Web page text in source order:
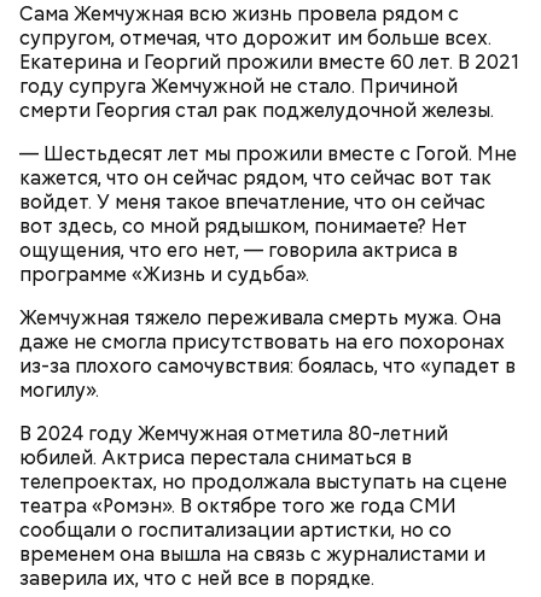
Сама Жемчужная всю жизнь провела рядом с
супругом, отмечая, что дорожит им больше всех.
Екатерина и Георгий прожили вместе 60 лет. В 2021
году супруга Жемчужной не стало. Причиной
смерти Георгия стал рак поджелудочной железы.
— Шестьдесят лет мы прожили вместе с Гогой. Мне
кажется, что он сейчас рядом, что сейчас вот так
войдет. У меня такое впечатление, что он сейчас
вот здесь, со мной рядышком, понимаете? Нет
ощущения, что его нет, — говорила актриса в
программе «Жизнь и судьба».
Жемчужная тяжело переживала смерть мужа. Она
даже не смогла присутствовать на его похоронах
из-за плохого самочувствия: боялась, что «упадет в
могилу».
В 2024 году Жемчужная отметила 80-летний
юбилей. Актриса перестала сниматься в
телепроектах, но продолжала выступать на сцене
театра «Ромэн». В октябре того же года СМИ
сообщали о госпитализации артистки, но со
временем она вышла на связь с журналистами и
заверила их, что с ней все в порядке.
Праздник любви
Валентина. Влюбленные в этот день делают друг
другу сюрпризы, дарят цветы и подарки,
устраивают свидания и признаются в своих
чувствах. Праздник уходит корнями в далекое
прошлое — во времена существования еврейской
традиции, когда девушки надевали белые платья и
водили хороводы в виноградниках, а юноши
искали себе невест.